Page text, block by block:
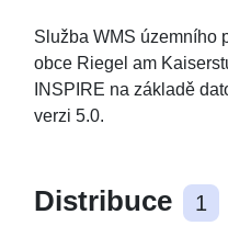
Služba WMS územního
obce Riegel am
INSPIRE na základě
verzi 5.0.
Distribuce 1